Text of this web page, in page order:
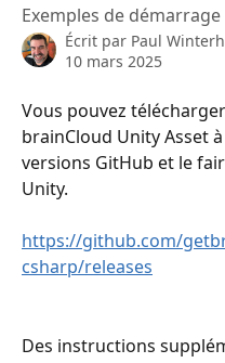
Exemples de démarrage
Écrit par Paul
10 mars 2025
Vous pouvez
brainCloud Unity Asset
versions GitHub et le
Unity.
https://github.com/
csharp/releases
Des instructions